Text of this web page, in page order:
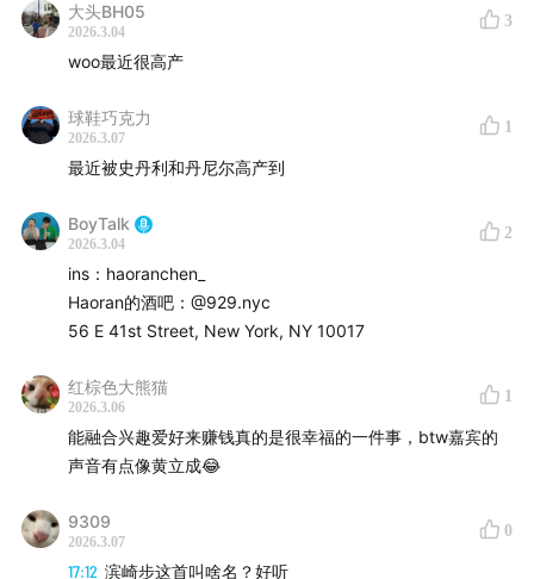
加微信【danielwearsdvn】加入播客群，入群门槛：50
小时以上收听记录截图
🩵
微博/Youtuvbe @BoyTalk
Bilibili @StanleynDaniel
微博/小红书/IG @stanleygenic
抖音 @BoyTalk Stanley
【关于Daniel】
大头BH05
2026.3.04
3
woo最近很高产
球鞋巧克力
2026.3.07
1
最近被史丹利和丹尼尔高产到
BoyTalk
2026.3.04
2
ins：haoranchen_
Haoran的酒吧：@929.nyc
56 E 41st Street, New York, NY 10017
红棕色大熊猫
2026.3.06
1
能融合兴趣爱好来赚钱真的是很幸福的一件事，btw嘉宾的
声音有点像黄立成😂
9309
2026.3.07
0
17:12 滨崎步这首叫啥名？好听